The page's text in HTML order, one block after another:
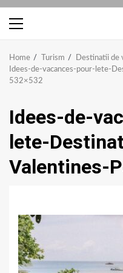
Home Turism
Destinatii de
Idees-de-vacances-pour-lete-
532×532
Idees-de-
lete-
Valentines-